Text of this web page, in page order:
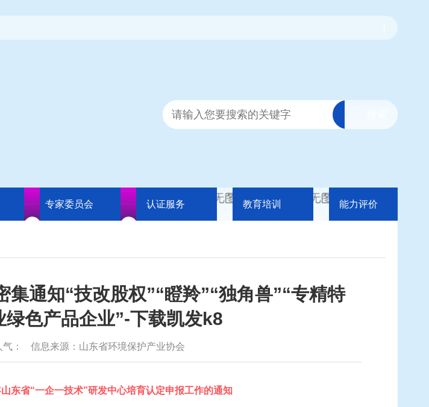
专家委员会 认证服务 教育培训 能力评价
集通知“技改股权”“瞪羚”“独角兽”“专精特
绿色产品企业”-下载凯发k8
气： 信息来源：山东省环境保护产业协会
东省“一企一技术”研发中心培育认定申报工作的通知